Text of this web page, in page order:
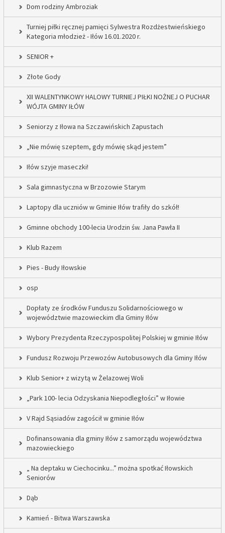
Dom rodziny Ambroziak
Turniej piłki ręcznej pamięci Sylwestra Rozdżestwieńskiego
Kategoria młodzież - Iłów 16.01.2020 r.
SENIOR +
Złote Gody
XII WALENTYNKOWY HALOWY TURNIEJ PIŁKI NOŻNEJ O PUCHAR
WÓJTA GMINY IŁÓW
Seniorzy z Iłowa na Szczawińskich Zapustach
„Nie mówię szeptem, gdy mówię skąd jestem”
Iłów szyje maseczki!
Sala gimnastyczna w Brzozowie Starym
Laptopy dla uczniów w Gminie Iłów trafiły do szkół!
Gminne obchody 100-lecia Urodzin św. Jana Pawła II
Klub Razem
Pies - Budy Iłowskie
osp
Dopłaty ze środków Funduszu Solidarnościowego w
województwie mazowieckim dla Gminy Iłów
Wybory Prezydenta Rzeczypospolitej Polskiej w gminie Iłów
Fundusz Rozwoju Przewozów Autobusowych dla Gminy Iłów
Klub Senior+ z wizytą w Żelazowej Woli
„Park 100- lecia Odzyskania Niepodległości” w Iłowie
V Rajd Sąsiadów zagościł w gminie Iłów
Dofinansowania dla gminy Iłów z samorządu województwa
mazowieckiego
„ Na deptaku w Ciechocinku...” można spotkać Iłowskich
Seniorów
Dąb
Kamień - Bitwa Warszawska